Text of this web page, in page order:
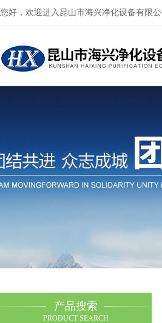
您好，欢迎进入昆山市海兴净化设备有限公
产品搜索
PRODUCT SEARCH